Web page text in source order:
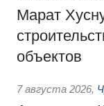
Марат
объектов
7 августа 2026,